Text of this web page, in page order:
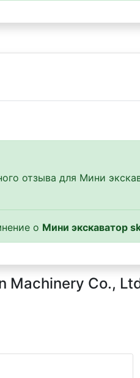
отзыва для Мини
о Мини экскаватор
Co.,